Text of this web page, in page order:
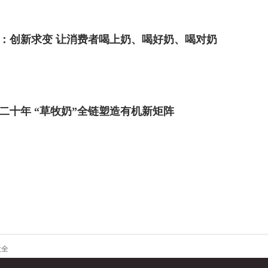
创新求变 让消费者喝上奶、喝好奶、喝对奶
十年 “草牧奶”全链塑造有机新矩阵